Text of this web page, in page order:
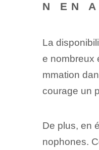
N EN
La
e nombreux
mmation
courage un
De plus, en
nophones.